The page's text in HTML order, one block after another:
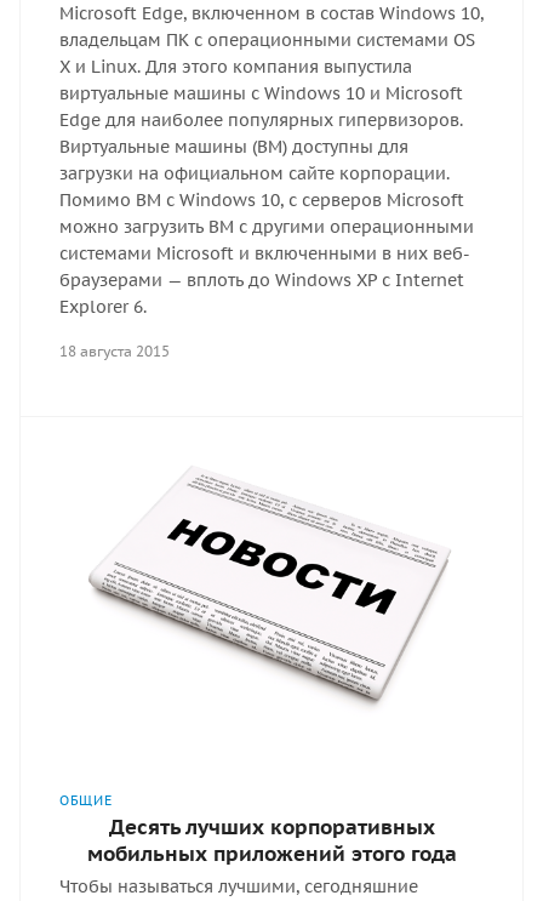
Microsoft Edge, включенном в состав Windows 10,
владельцам ПК с операционными системами OS
X и Linux. Для этого компания выпустила
виртуальные машины с Windows 10 и Microsoft
Edge для наиболее популярных гипервизоров.
Виртуальные машины (ВМ) доступны для
загрузки на официальном сайте корпорации.
Помимо ВМ с Windows 10, с серверов Microsoft
можно загрузить ВМ с другими операционными
системами Microsoft и включенными в них веб-
браузерами — вплоть до Windows XP с Internet
Explorer 6.
18 августа 2015
ОБЩИЕ
Десять лучших корпоративных
мобильных приложений этого года
Чтобы называться лучшими, сегодняшние